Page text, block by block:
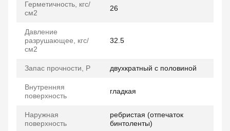
Герметичность, кгс/
см2
26
Давление
разрушающее, кгс/
см2
32.5
Запас прочности, P двухкратный с половиной
Внутренняя
поверхность
гладкая
Наружная
поверхность
ребристая (отпечаток
бинтоленты)